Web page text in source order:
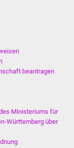
beantragen
Ministeriums für
Württemberg über